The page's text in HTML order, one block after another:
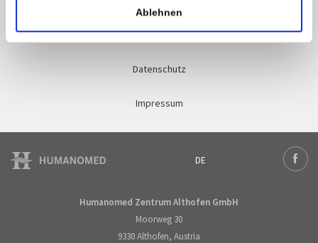
Ablehnen
Qualitätsmanagement
Datenschutz
Impressum
DE
Deutsch
Humanomed Zentrum Althofen GmbH
Moorweg 30
9330 Althofen, Austria